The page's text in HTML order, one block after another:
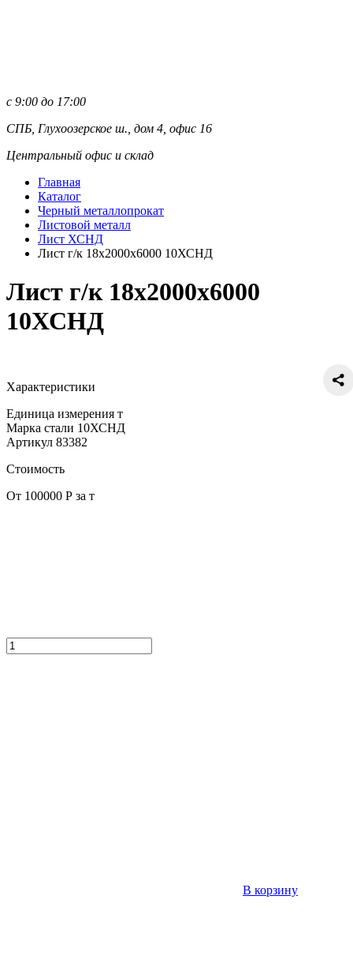
с 9:00 до 17:00
СПБ, Глухоозерское ш., дом 4, офис 16
Центральный офис и склад
Главная
Каталог
Черный металлопрокат
Листовой металл
Лист ХСНД
Лист г/к 18х2000х6000 10ХСНД
Лист г/к 18х2000х6000
10ХСНД
Характеристики
Единица измерения т
Марка стали 10ХСНД
Артикул 83382
Стоимость
От 100000 Р за т
В корзину